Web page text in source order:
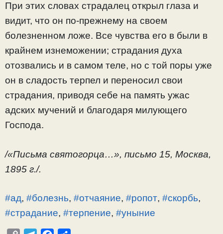
При этих словах страдалец открыл глаза и
видит, что он по-прежнему на своем
болезненном ложе. Все чувства его в были в
крайнем изнеможении; страдания духа
отозвались и в самом теле, но с той поры уже
он в сладость терпел и переносил свои
страдания, приводя себе на память ужас
адских мучений и благодаря милующего
Господа.
/«Письма святогорца…», письмо 15, Москва,
1895 г./.
#ад, #болезнь, #отчаяние, #ропот, #скорбь,
#страдание, #терпение, #уныние